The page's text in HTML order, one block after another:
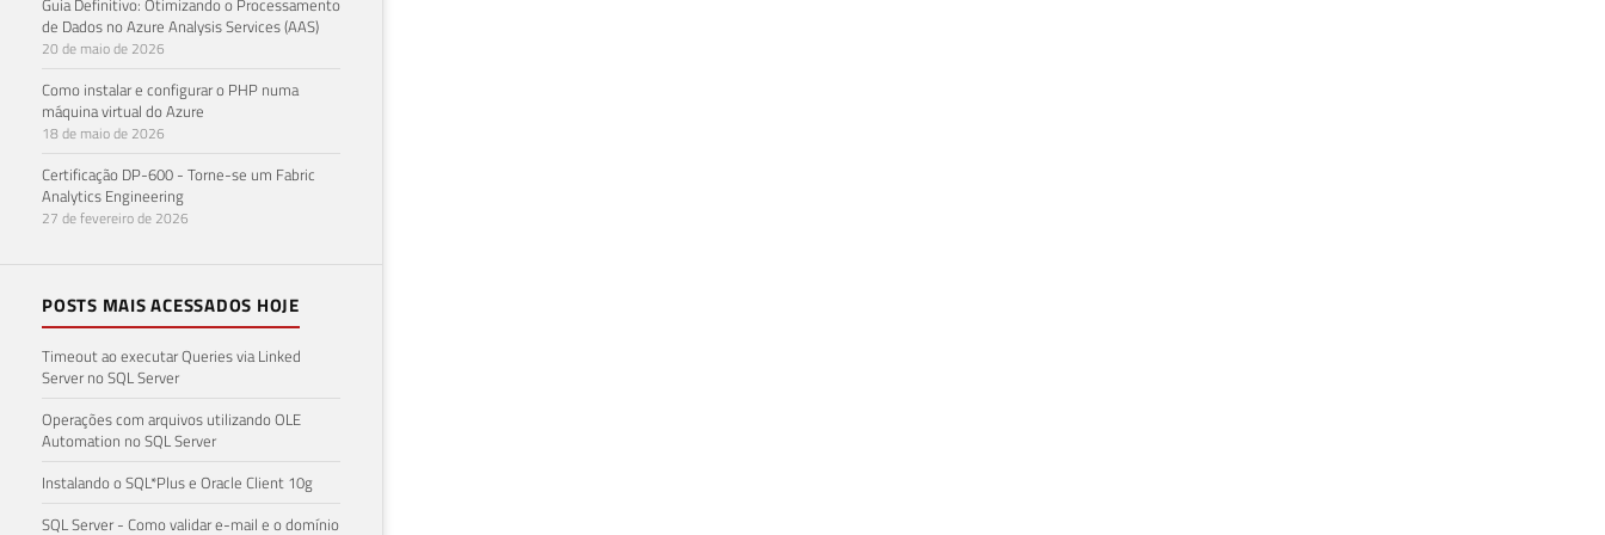
de Dados no Azure Analysis Services (AAS)
20 de maio de 2026
Como instalar e configurar o PHP numa
máquina virtual do Azure
18 de maio de 2026
Certificação DP-600 - Torne-se um Fabric
Analytics Engineering
27 de fevereiro de 2026
POSTS MAIS ACESSADOS HOJE
Timeout ao executar Queries via Linked
Server no SQL Server
Operações com arquivos utilizando OLE
Automation no SQL Server
Instalando o SQL*Plus e Oracle Client 10g
SQL Server - Como validar e-mail e o domínio